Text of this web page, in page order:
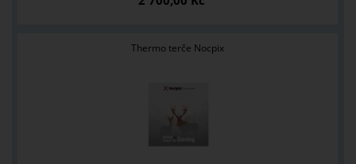
Thermo terče Nocpix